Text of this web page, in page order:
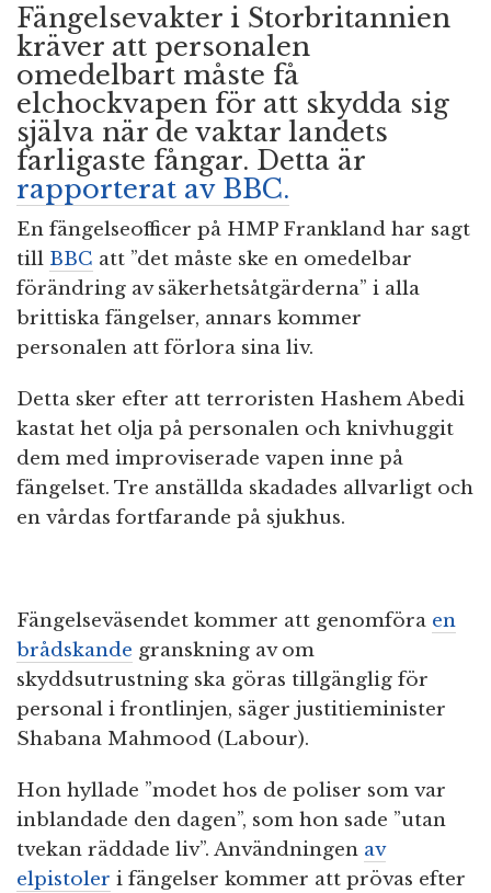
Fängelsevakter i Storbritannien
kräver att personalen
omedelbart måste få
elchockvapen för att skydda sig
själva när de vaktar landets
farligaste fångar. Detta är
rapporterat av BBC.
En fängelseofficer på HMP Frankland har sagt
till BBC att ”det måste ske en omedelbar
förändring av säkerhetsåtgärderna” i alla
brittiska fängelser, annars kommer
personalen att förlora sina liv.
Detta sker efter att terroristen Hashem Abedi
kastat het olja på personalen och knivhuggit
dem med improviserade vapen inne på
fängelset. Tre anställda skadades allvarligt och
en vårdas fortfarande på sjukhus.
Fängelseväsendet kommer att genomföra en
brådskande granskning av om
skyddsutrustning ska göras tillgänglig för
personal i frontlinjen, säger justitieminister
Shabana Mahmood (Labour).
Hon hyllade ”modet hos de poliser som var
inblandade den dagen”, som hon sade ”utan
tvekan räddade liv”. Användningen av
elpistoler i fängelser kommer att prövas efter